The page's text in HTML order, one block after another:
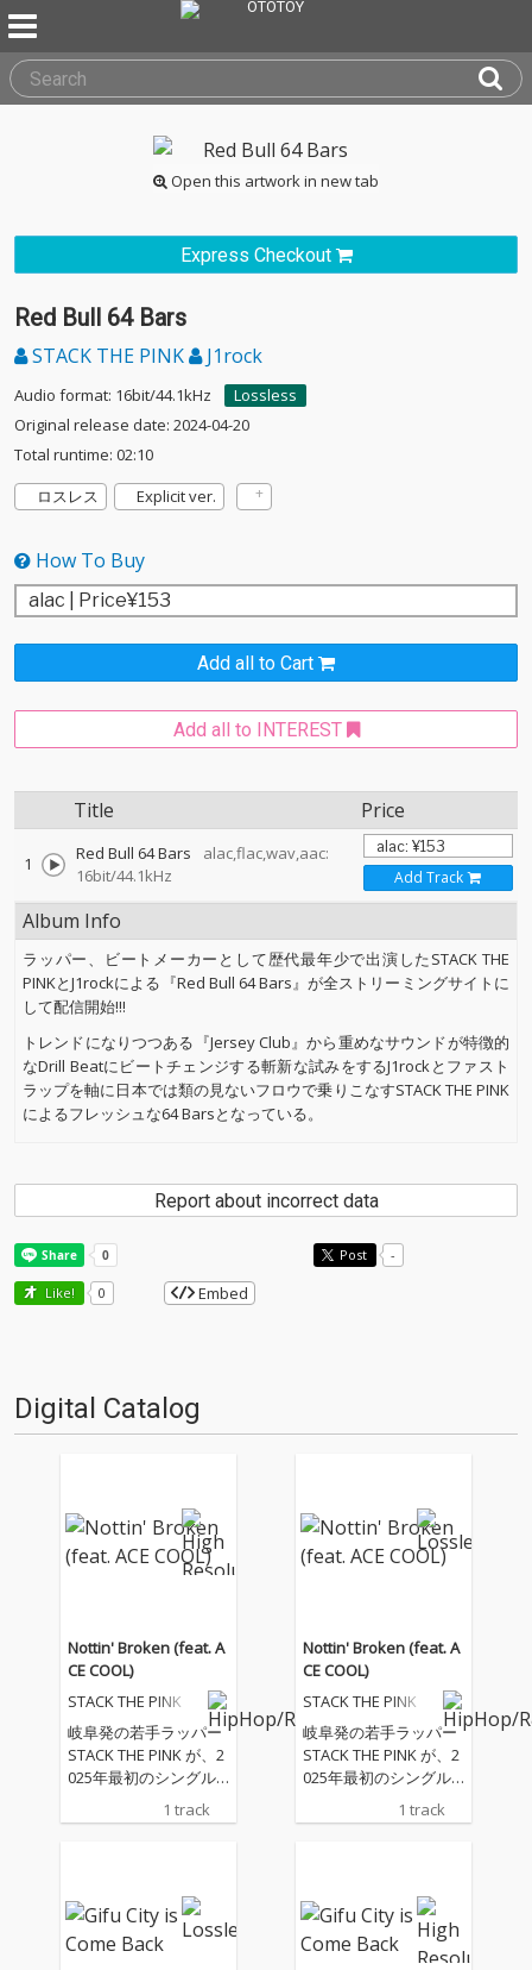
Open this artwork in new tab
Express Checkout
Red Bull 64 Bars
STACK THE PINK J1rock
Audio format: 16bit/44.1kHz
Lossless
Original release date: 2024-04-20
Total runtime: 02:10
ロスレス
Explicit ver.
How To Buy
Add all to Cart
Add all to INTEREST
Title Price
1 Red Bull 64 Bars
alac,flac,wav,aac:
16bit/44.1kHz
Add Track
Album Info
ラッパー、ビートメーカーとして歴代最年少で出演したSTACK THE
PINKとJ1rockによる『Red Bull 64 Bars』が全ストリーミングサイトに
して配信開始!!!
トレンドになりつつある『Jersey Club』から重めなサウンドが特徴的
なDrill Beatにビートチェンジする斬新な試みをするJ1rockとファスト
ラップを軸に日本では類の見ないフロウで乗りこなすSTACK THE PINK
によるフレッシュな64 Barsとなっている。
Report about incorrect data
Post -
Like! 0 Embed
Digital Catalog
Nottin' Broken (feat. A
CE COOL)
STACK THE PINK
岐阜発の若手ラッパー
STACK THE PINK が、2
025年最初のシングル
「Nottin’ Broke」 をリ
リース。 フューチャリ
え、ハードなドリルビ
ートの上で、二人の鋭
いフロウがぶつかり合
1 track
Nottin' Broken (feat. A
CE COOL)
STACK THE PINK
岐阜発の若手ラッパー
STACK THE PINK が、2
025年最初のシングル
「Nottin’ Broke」 をリ
リース。 フューチャリ
え、ハードなドリルビ
ートの上で、二人の鋭
いフロウがぶつかり合
1 track